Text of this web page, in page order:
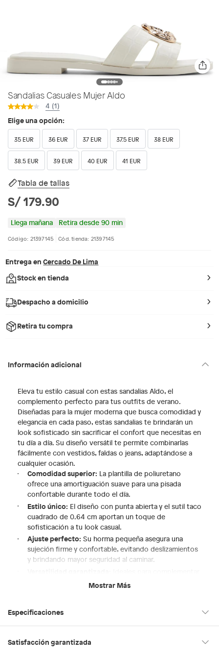
Sandalias Casuales Mujer Aldo
4 (1)
Elige una opción:
35 EUR 36 EUR 37 EUR 37.5 EUR 38 EUR
38.5 EUR 39 EUR 40 EUR 41 EUR
Tabla de tallas
S/ 179.90
Llega mañana Retira desde 90 min
Código: 21397145 Cód. tienda: 21397145
Entrega en Cercado De Lima
Stock en tienda
Despacho a domicilio
Retira tu compra
Información adicional
Eleva tu estilo casual con estas sandalias Aldo, el
complemento perfecto para tus outfits de verano.
Diseñadas para la mujer moderna que busca comodidad y
elegancia en cada paso, estas sandalias te brindarán un
look sofisticado sin sacrificar el confort que necesitas en
tu día a día. Su diseño versátil te permite combinarlas
fácilmente con vestidos, faldas o jeans, adaptándose a
cualquier ocasión.
Comodidad superior: La plantilla de poliuretano
ofrece una amortiguación suave para una pisada
confortable durante todo el día.
Estilo único: El diseño con punta abierta y el sutil taco
cuadrado de 0.64 cm aportan un toque de
sofisticación a tu look casual.
Ajuste perfecto: Su horma pequeña asegura una
sujeción firme y confortable, evitando deslizamientos
y brindando mayor seguridad al caminar.
tus outfits de verano, desde un paseo por la ciudad
alta calidad para asegurar su resistencia y durabilidad,
para que disfrutes de tus sandalias por mucho
Mostrar Más
Especificaciones
Hecho en
Satisfacción garantizada